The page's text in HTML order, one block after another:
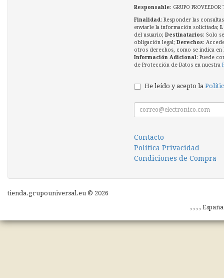
Responsable: GRUPO
Finalidad : Responder las
enviarle la información solicitada;
del usuario; Destinatarios: Solo
obligación legal; Derechos:
otros derechos, como se indica en
Información Adicional : Puede
de Protección de Datos en nuestra
He leído y acepto la
Contacto
Política Privacidad
Condiciones de Compra
tienda.grupouniversal.eu © 2026
, , , ,